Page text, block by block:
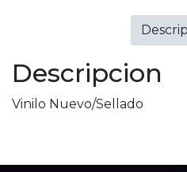
Descripcion
Vinilo Nuevo/Sellado